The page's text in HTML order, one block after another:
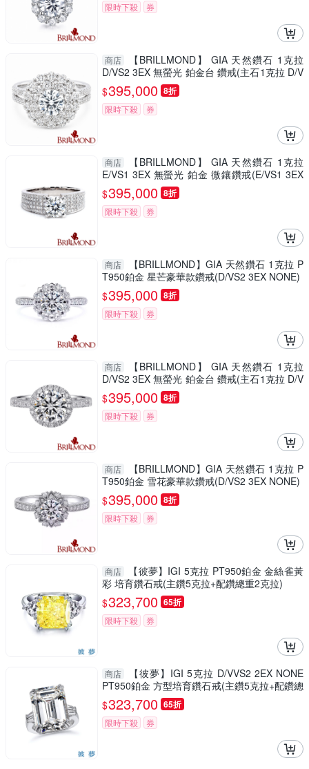
限時下殺 券
商店
【BRILLMOND】 GIA 天然鑽石 1克拉
D/VS2 3EX 無螢光 鉑金台 鑽戒(主石1克拉 D/V
S2 3EX NONE PT950鉑金台)
$395,000 8折
限時下殺 券
商店
【BRILLMOND】 GIA 天然鑽石 1克拉
E/VS1 3EX 無螢光 鉑金 微鑲鑽戒(E/VS1 3EX
NONE PT950鉑金台)
$395,000 8折
限時下殺 券
商店
【BRILLMOND】GIA 天然鑽石 1克拉 P
T950鉑金 星芒豪華款鑽戒(D/VS2 3EX NONE)
$395,000 8折
限時下殺 券
商店
【BRILLMOND】 GIA 天然鑽石 1克拉
D/VS2 3EX 無螢光 鉑金台 鑽戒(主石1克拉 D/V
S2 3EX NONE PT950鉑金台)
$395,000 8折
限時下殺 券
商店
【BRILLMOND】GIA 天然鑽石 1克拉 P
T950鉑金 雪花豪華款鑽戒(D/VS2 3EX NONE)
$395,000 8折
限時下殺 券
商店
【彼夢】IGI 5克拉 PT950鉑金 金絲雀黃
彩 培育鑽石戒(主鑽5克拉+配鑽總重2克拉)
$323,700 65折
限時下殺 券
商店
【彼夢】IGI 5克拉 D/VVS2 2EX NONE
PT950鉑金 方型培育鑽石戒(主鑽5克拉+配鑽總
重0.5克拉)
$323,700 65折
限時下殺 券